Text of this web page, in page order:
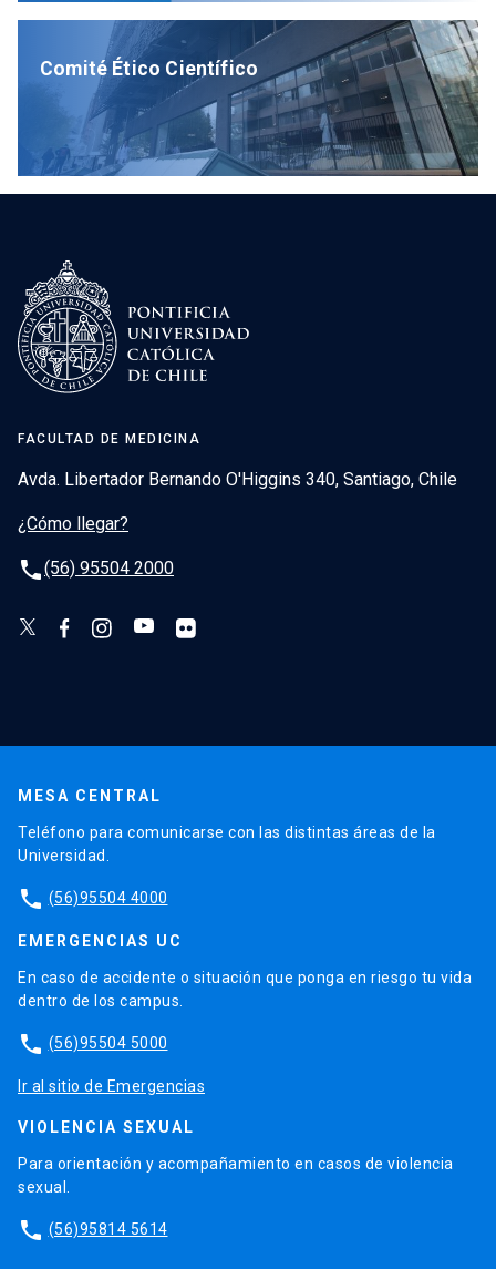
Comité Ético Científico
FACULTAD DE MEDICINA
Avda. Libertador Bernando O'Higgins 340, Santiago, Chile
¿Cómo llegar?
phone(56) 95504 2000
MESA CENTRAL
Teléfono para comunicarse con las distintas áreas de la
Universidad.
phone (56)95504 4000
EMERGENCIAS UC
En caso de accidente o situación que ponga en riesgo tu vida
dentro de los campus.
phone (56)95504 5000
Ir al sitio de Emergencias
VIOLENCIA SEXUAL
Para orientación y acompañamiento en casos de violencia
sexual.
phone (56)95814 5614